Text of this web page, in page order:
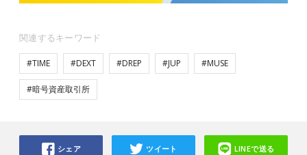
関連するキーワード
#TIME #DEXT #DREP #JUP #MUSE
#暗号資産取引所
シェア ツイート LINEで送る